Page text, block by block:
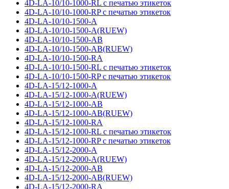
4D-LA-10/10-1000-RL с печатью этикеток
4D-LA-10/10-1000-RP с печатью этикеток
4D-LA-10/10-1500-A
4D-LA-10/10-1500-A(RUEW)
4D-LA-10/10-1500-AB
4D-LA-10/10-1500-AB(RUEW)
4D-LA-10/10-1500-RA
4D-LA-10/10-1500-RL с печатью этикеток
4D-LA-10/10-1500-RP с печатью этикеток
4D-LA-15/12-1000-A
4D-LA-15/12-1000-A(RUEW)
4D-LA-15/12-1000-AB
4D-LA-15/12-1000-AB(RUEW)
4D-LA-15/12-1000-RA
4D-LA-15/12-1000-RL с печатью этикеток
4D-LA-15/12-1000-RP с печатью этикеток
4D-LA-15/12-2000-A
4D-LA-15/12-2000-A(RUEW)
4D-LA-15/12-2000-AB
4D-LA-15/12-2000-AB(RUEW)
4D-LA-15/12-2000-RA